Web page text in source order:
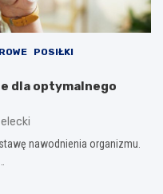
POSIŁKI
dla optymalnego
nawodnienia organizmu.